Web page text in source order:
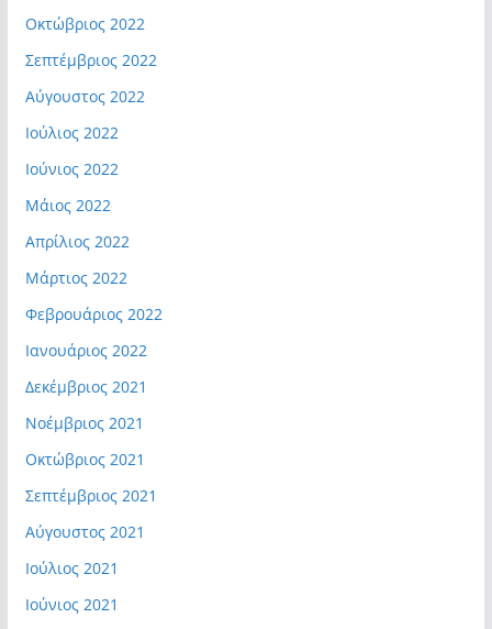
Οκτώβριος 2022
Σεπτέμβριος 2022
Αύγουστος 2022
Ιούλιος 2022
Ιούνιος 2022
Μάιος 2022
Απρίλιος 2022
Μάρτιος 2022
Φεβρουάριος 2022
Ιανουάριος 2022
Δεκέμβριος 2021
Νοέμβριος 2021
Οκτώβριος 2021
Σεπτέμβριος 2021
Αύγουστος 2021
Ιούλιος 2021
Ιούνιος 2021